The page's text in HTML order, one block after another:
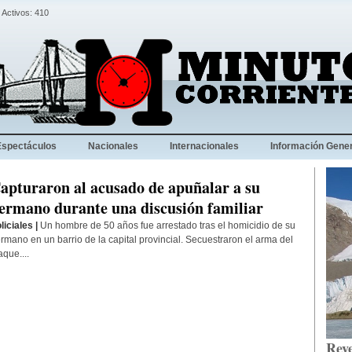
Activos: 410
Nacionales Internacionales Información
al acusado de apuñalar a su
durante una discusión familiar
| Un hombre de 50 años fue arrestado tras el homicidio de su
en un barrio de la capital provincial. Secuestraron el arma del